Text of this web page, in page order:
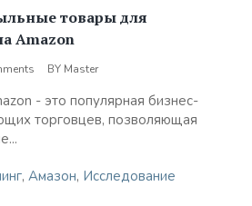
товары для
Amazon
BY Master
- это популярная бизнес-
торговцев, позволяющая
, Амазон, Исследование